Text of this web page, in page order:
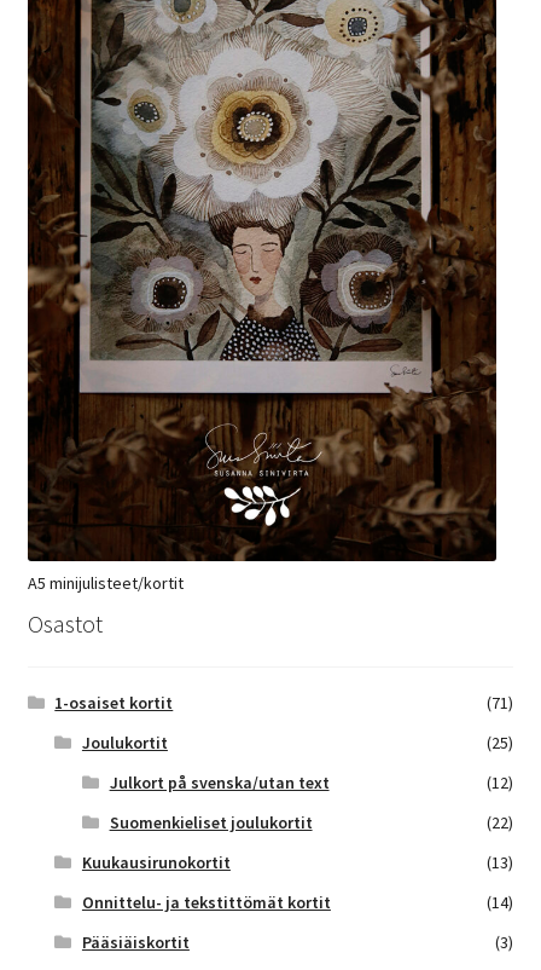
A5 minijulisteet/kortit
Osastot
1-osaiset kortit
(71)
Joulukortit
(25)
Julkort på svenska/utan text
(12)
Suomenkieliset joulukortit
(22)
Kuukausirunokortit
(13)
Onnittelu- ja tekstittömät kortit
(14)
Pääsiäiskortit
(3)